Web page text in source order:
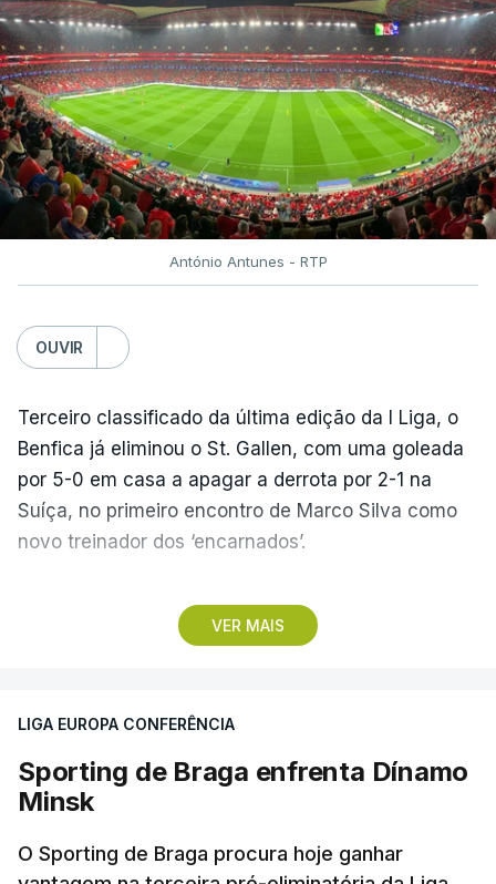
António Antunes - RTP
OUVIR
VER MAIS
Terceiro classificado da última edição da I Liga, o
Benfica já eliminou o St. Gallen, com uma goleada
por 5-0 em casa a apagar a derrota por 2-1 na
Suíça, no primeiro encontro de Marco Silva como
novo treinador dos ‘encarnados’.
Pela frente, as ‘águias’ vão ter agora o vice-
campeão escocês, que tem o português Cláudio
de serem eliminados pelos austríacos do Sturm
Graz, com um agregado de 6-0.
equipa relegada da ‘Champions’, o derrotado do
LIGA EUROPA CONFERÊNCIA
Sporting de Braga enfrenta Dínamo
Minsk
O Sporting de Braga procura hoje ganhar